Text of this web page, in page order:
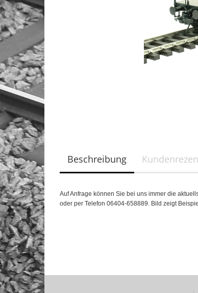
Beschreibung
Auf Anfrage können Sie bei uns immer die
oder per Telefon 06404-658889. Bild zeigt